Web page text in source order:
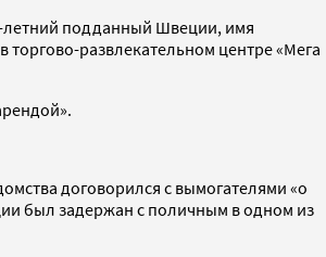
летний подданный Швеции, имя
развлекательном центре «Мега
договорился с вымогателями «о
был задержан с поличным в одном из